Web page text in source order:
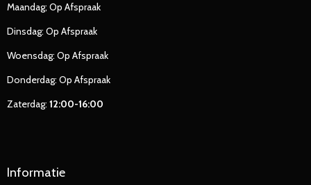
Maandag; Op Afspraak
Dinsdag: Op Afspraak
Woensdag: Op Afspraak
Donderdag: Op Afspraak
Zaterdag: 12:00-16:00
Informatie